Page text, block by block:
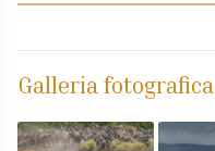
Galleria fotografica